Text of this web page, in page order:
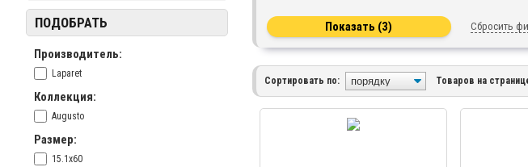
ПОДОБРАТЬ
Производитель:
Laparet
Коллекция:
Augusto
Размер:
15.1x60
Сбросить
Сортировать по: Товаров на